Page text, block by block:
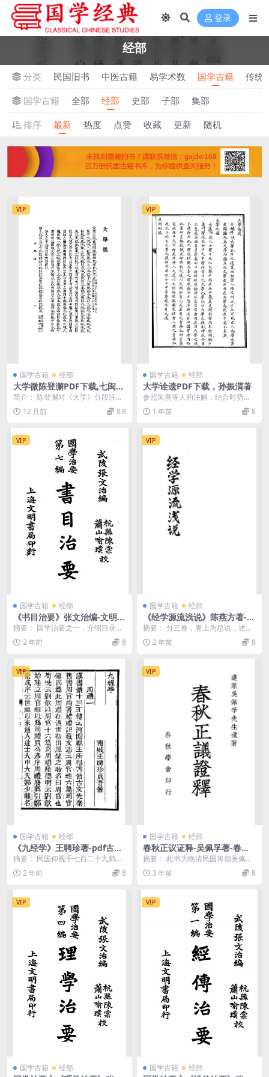
登录
经部
分类 民国旧书 中医古籍 易学术数 国学古籍
传统
国学古籍
全部 经部 史部 子部
集部
排序
最新 热度 点赞 收藏 更新 随机
VIP
国学古籍 经部
大学微陈登澥PDF下载,七闽丛
书之一
简介： 陈登澥对《大学》分段注
解，七闽丛书之一。 截图： 目录：
12 月前 8.8
VIP
国学古籍 经部
大学诠遗PDF下载，孙振渭著
参照朱熹等人的注解，结合时势，
对《大学》一书逐节加以解释
1 年前 8
VIP
国学古籍 经部
《书目治要》张文治编-文明书
局-民国19[1930]-国学治要下
载
摘要： 国学治要之一，介绍目录著
作。包括汉书艺文志、隋书经籍
志、通志校雠略、清四...
2 年前 8
VIP
国学古籍 经部
《经学源流浅说》陈燕方著-文
明书局-民国11[1922]-pdf民
国旧书古籍下载
摘要： 分三卷，卷上为总说，述诸
经的形成和尊经的原因；卷中论汉
学流派；卷下分述易...
2 年前 8
VIP
国学古籍 经部
《九经学》王聘珍著-pdf古籍
下载
摘要： 民国仰视千七百二十九鹤齋
叢書之一。九经学pdf下载 截图：
服务说明： ...
2 年前 8
VIP
国学古籍 经部
春秋正议证释-吴佩孚著-春秋
学会-民国二十九年[1940]
摘要： 此书为晚清民国将领吴佩孚
任明经学会会长时所做，以白话文
的形式阐述《春秋》...
3 年前 8
VIP
国学古籍 经部
VIP
国学古籍 经部